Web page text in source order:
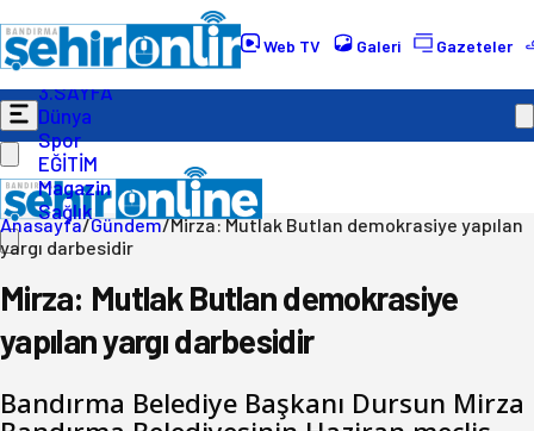
Web TV Galeri Gazeteler
Gündem
Ekonomi
Politika
3.SAYFA
Dünya
Spor
EĞİTİM
Magazin
Sağlık
Anasayfa/Gündem/Mirza: Mutlak Butlan demokrasiye yapılan
yargı darbesidir
Mirza: Mutlak Butlan demokrasiye
yapılan yargı darbesidir
Bandırma Belediye Başkanı Dursun Mirza